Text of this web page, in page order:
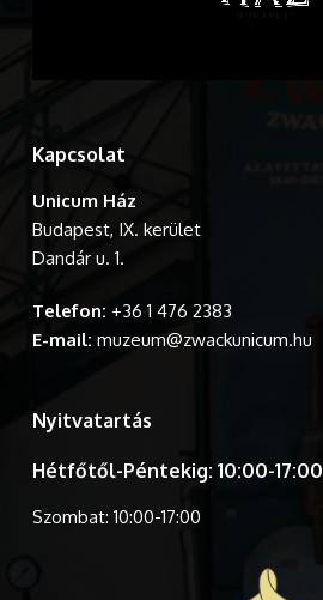
Kapcsolat
Unicum Ház
Budapest, IX. kerület
Dandár u. 1.
Telefon: +36 1 476 2383
E-mail: muzeum@zwackunicum.hu
Nyitvatartás
Hétfőtől-Péntekig: 10:00-17:00
Szombat: 10:00-17:00